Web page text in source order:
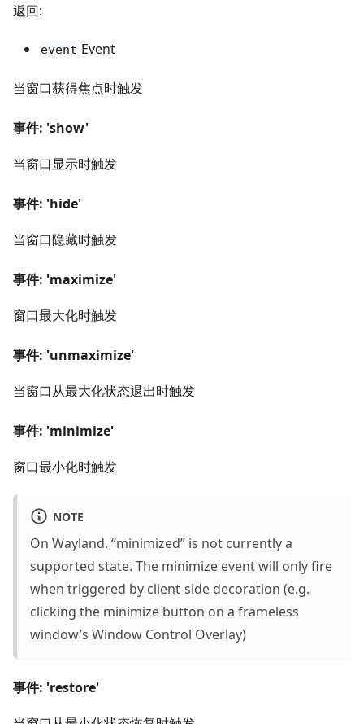
返回:
event Event
当窗口获得焦点时触发
事件: 'show'
当窗口显示时触发
事件: 'hide'
当窗口隐藏时触发
事件: 'maximize'
窗口最大化时触发
事件: 'unmaximize'
当窗口从最大化状态退出时触发
事件: 'minimize'
窗口最小化时触发
NOTE
On Wayland, “minimized” is not currently a
supported state. The minimize event will only fire
when triggered by client-side decoration (e.g.
clicking the minimize button on a frameless
window’s Window Control Overlay)
事件: 'restore'